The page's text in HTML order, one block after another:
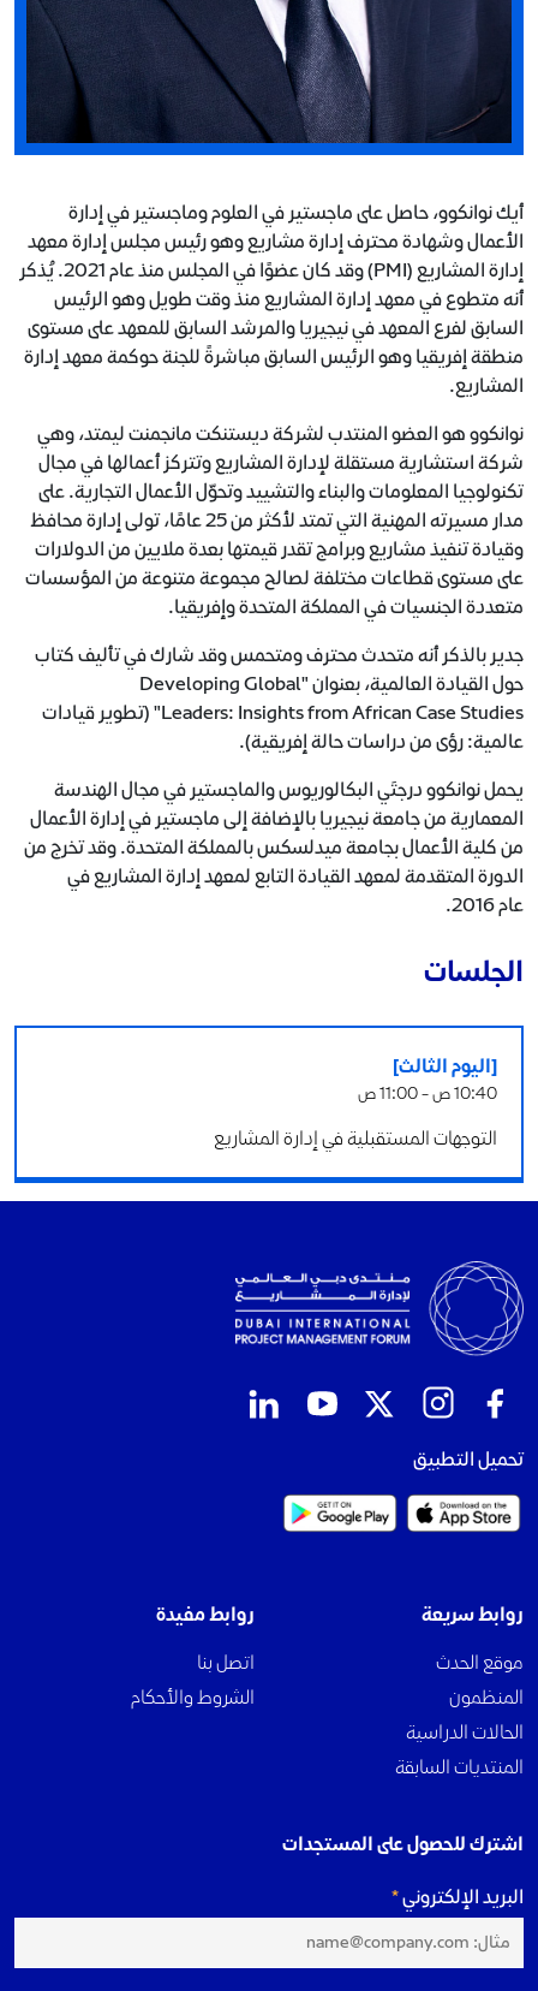
أيك نوانكوو، حاصل على ماجستير في العلوم وماجستير في إدارة
الأعمال وشهادة محترف إدارة مشاريع وهو رئيس مجلس إدارة معهد
إدارة المشاريع (PMI) وقد كان عضوًا في المجلس منذ عام 2021. يُذكر
أنه متطوع في معهد إدارة المشاريع منذ وقت طويل وهو الرئيس
السابق لفرع المعهد في نيجيريا والمرشد السابق للمعهد على مستوى
منطقة إفريقيا وهو الرئيس السابق مباشرةً للجنة حوكمة معهد إدارة
المشاريع.
نوانكوو هو العضو المنتدب لشركة ديستنكت مانجمنت ليمتد، وهي
شركة استشارية مستقلة لإدارة المشاريع وتتركز أعمالها في مجال
تكنولوجيا المعلومات والبناء والتشييد وتحوّل الأعمال التجارية. على
مدار مسيرته المهنية التي تمتد لأكثر من 25 عامًا، تولى إدارة محافظ
وقيادة تنفيذ مشاريع وبرامج تقدر قيمتها بعدة ملايين من الدولارات
على مستوى قطاعات مختلفة لصالح مجموعة متنوعة من المؤسسات
متعددة الجنسيات في المملكة المتحدة وإفريقيا.
جدير بالذكر أنه متحدث محترف ومتحمس وقد شارك في تأليف كتاب
حول القيادة العالمية، بعنوان "Developing Global
Leaders: Insights from African Case Studies" (تطوير قيادات
عالمية: رؤى من دراسات حالة إفريقية).
يحمل نوانكوو درجتَي البكالوريوس والماجستير في مجال الهندسة
المعمارية من جامعة نيجيريا بالإضافة إلى ماجستير في إدارة الأعمال
من كلية الأعمال بجامعة ميدلسكس بالمملكة المتحدة. وقد تخرج من
الدورة المتقدمة لمعهد القيادة التابع لمعهد إدارة المشاريع في
عام 2016.
الجلسات
[اليوم الثالث]
10:40 ص - 11:00 ص
التوجهات المستقبلية في إدارة المشاريع
تحميل التطبيق
روابط سريعة
موقع الحدث
المنظمون
الحالات الدراسية
المنتديات السابقة
روابط مفيدة
اتصل بنا
الشروط والأحكام
اشترك للحصول على المستجدات
البريد الإلكتروني